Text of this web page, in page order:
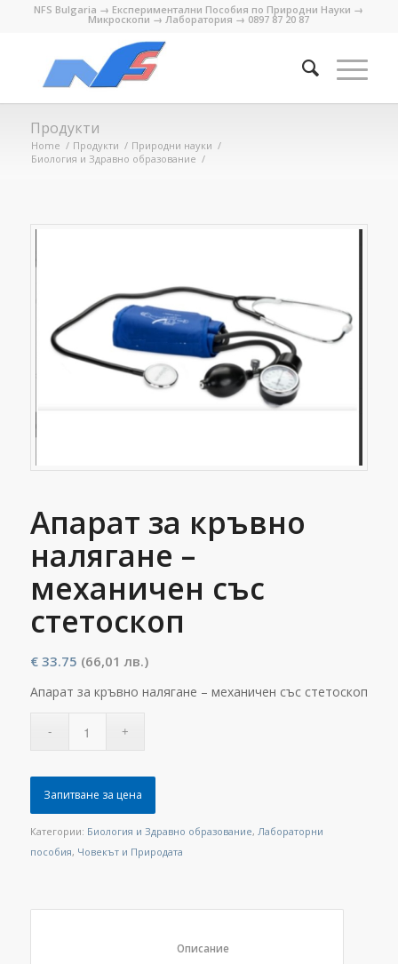
NFS Bulgaria → Експериментални Пособия по Природни Науки →
Микроскопи → Лаборатория → 0897 87 20 87
Продукти
Home / Продукти / Природни науки /
Биология и Здравно образование /
Апарат за кръвно
налягане –
механичен със
стетоскоп
€33.75 (66,01 лв.)
Апарат за кръвно налягане – механичен със стетоскоп
Запитване за цена
Категории: Биология и Здравно образование, Лабораторни
пособия, Човекът и Природата
						Описание